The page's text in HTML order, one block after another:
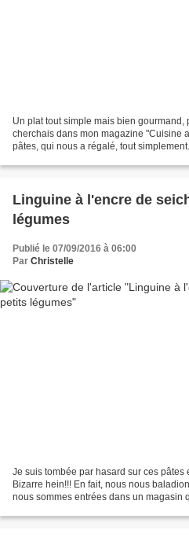
Un plat tout simple mais bien gourmand,
cherchais dans mon magazine "Cuisine
pâtes, qui nous a régalé, tout
Linguine à l'encre de
légumes
Publié le 07/09/2016 à 06:00
Par Christelle
Je suis tombée par hasard sur ces
Bizarre hein!!! En fait, nous nous
nous sommes entrées dans un magasin